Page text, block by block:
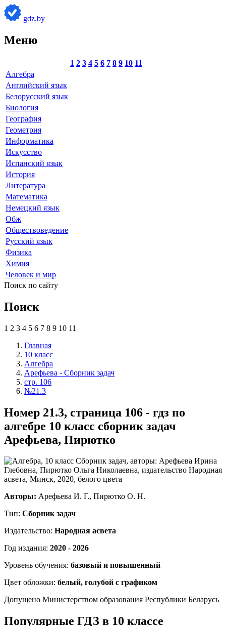
gdz.by
Меню
1 2 3 4 5 6 7 8 9 10 11
Алгебра
Английский язык
Белорусский язык
Биология
География
Геометрия
Информатика
Искусство
Испанский язык
История
Литература
Математика
Немецкий язык
Обж
Обществоведение
Русский язык
Физика
Химия
Человек и мир
Поиск по сайту
Поиск
1 2 3 4 5 6 7 8 9 10 11
Главная
10 класс
Алгебра
Арефьева - Сборник задач
стр. 106
№21.3
Номер 21.3, страница 106 - гдз по
алгебре 10 класс сборник задач
Арефьева, Пирютко
Авторы: Арефьева И. Г., Пирютко О. Н.
Тип: Сборник задач
Издательство: Народная асвета
Год издания: 2020 - 2026
Уровень обучения: базовый и повышенный
Цвет обложки: белый, голубой с графиком
Допущено Министерством образования Республики Беларусь
Популярные ГДЗ в 10 классе